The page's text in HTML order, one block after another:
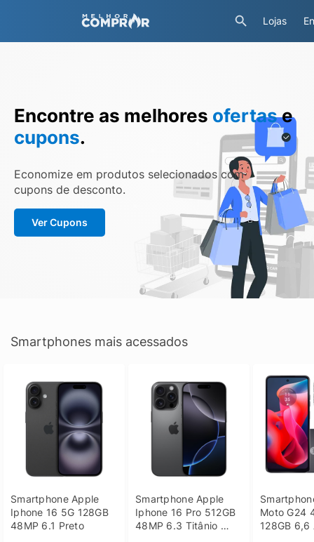
Lojas
Encontre as melhores ofertase
cupons.
Economize em produtos selecionados com
cupons de desconto.
Ver Cupons
Smartphones mais acessados
Smartphone Apple
Iphone 16 5G 128GB
48MP 6.1 Preto
Smartphone Apple
Iphone 16 Pro 512GB
48MP 6.3 Titânio
Moto G24
128GB 6,6